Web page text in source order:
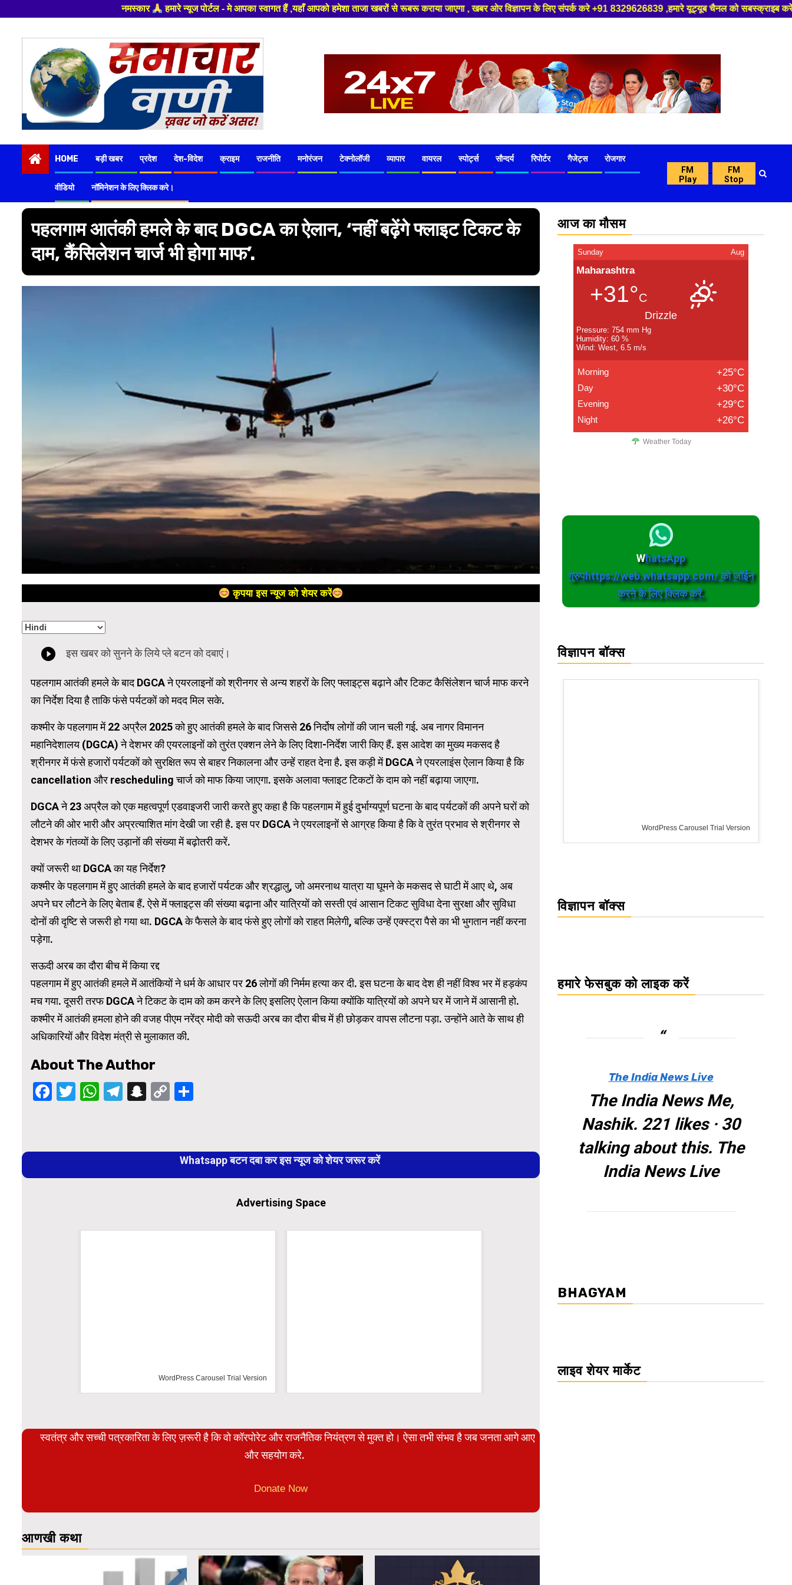
हमारे न्यूज पोर्टल - मे आपका स्वागत हैं ,यहाँ आपको हमेशा ताजा खबरों से रूबरू कराया जाएगा , खबर ओर विज्ञापन के लिए संपर्क करे +91 8329626839 ,हमारे यूट्यूब चैनल को सबस्क्राइब करें, साथ मे हमारे फेसबुक को
content
HOME बड़ी खबर प्रदेश देश-विदेश क्राइम राजनीति मनोरंजन टेक्नोलॉजी व्यापार वायरल स्पोर्ट्स सौन्दर्य रिपोर्टर गैजेट्स रोजगार
वीडियो नॉमिनेशन के लिए क्लिक करे।
FM
Play
-
FM
Stop
पहलगाम आतंकी हमले के बाद DGCA का ऐलान, ‘नहीं बढ़ेंगे फ्लाइट टिकट के
दाम, कैंसिलेशन चार्ज भी होगा माफ’.
कृपया इस न्यूज को शेयर करें
पहलगाम आतंकी हमले के बाद DGCA ने एयरलाइनों को श्रीनगर से अन्य शहरों के लिए फ्लाइट्स बढ़ाने और टिकट कैसिंलेशन चार्ज माफ करने
का निर्देश दिया है ताकि फंसे पर्यटकों को मदद मिल सके.
कश्मीर के पहलगाम में 22 अप्रैल 2025 को हुए आतंकी हमले के बाद जिससे 26 निर्दोष लोगों की जान चली गई. अब नागर विमानन
महानिदेशालय (DGCA) ने देशभर की एयरलाइनों को तुरंत एक्शन लेने के लिए दिशा-निर्देश जारी किए हैं. इस आदेश का मुख्य मकसद है
श्रीनगर में फंसे हजारों पर्यटकों को सुरक्षित रूप से बाहर निकालना और उन्हें राहत देना है. इस कड़ी में DGCA ने एयरलाइंस ऐलान किया है कि
cancellation और rescheduling चार्ज को माफ किया जाएगा. इसके अलावा फ्लाइट टिकटों के दाम को नहीं बढ़ाया जाएगा.
DGCA ने 23 अप्रैल को एक महत्वपूर्ण एडवाइजरी जारी करते हुए कहा है कि पहलगाम में हुई दुर्भाग्यपूर्ण घटना के बाद पर्यटकों की अपने घरों को
लौटने की ओर भारी और अप्रत्याशित मांग देखी जा रही है. इस पर DGCA ने एयरलाइनों से आग्रह किया है कि वे तुरंत प्रभाव से श्रीनगर से
देशभर के गंतव्यों के लिए उड़ानों की संख्या में बढ़ोतरी करें.
क्यों जरूरी था DGCA का यह निर्देश?
कश्मीर के पहलगाम में हुए आतंकी हमले के बाद हजारों पर्यटक और श्रद्धालु, जो अमरनाथ यात्रा या घूमने के मकसद से घाटी में आए थे, अब
अपने घर लौटने के लिए बेताब हैं. ऐसे में फ्लाइट्स की संख्या बढ़ाना और यात्रियों को सस्ती एवं आसान टिकट सुविधा देना सुरक्षा और सुविधा
दोनों की दृष्टि से जरूरी हो गया था. DGCA के फैसले के बाद फंसे हुए लोगों को राहत मिलेगी, बल्कि उन्हें एक्स्ट्रा पैसे का भी भुगतान नहीं करना
पड़ेगा.
सऊदी अरब का दौरा बीच में किया रद्द
पहलगाम में हुए आतंकी हमले में आतंकियों ने धर्म के आधार पर 26 लोगों की निर्मम हत्या कर दी. इस घटना के बाद देश ही नहीं विश्व भर में हड़कंप
मच गया. दूसरी तरफ DGCA ने टिकट के दाम को कम करने के लिए इसलिए ऐलान किया क्योंकि यात्रियों को अपने घर में जाने में आसानी हो.
कश्मीर में आतंकी हमला होने की वजह पीएम नरेंद्र मोदी को सऊदी अरब का दौरा बीच में ही छोड़कर वापस लौटना पड़ा. उन्होंने आते के साथ ही
अधिकारियों और विदेश मंत्री से मुलाकात की.
About The Author
Facebook
Twitter
WhatsApp
Telegram
Snapchat
Copy
Reading
Whatsapp बटन दबा कर इस न्यूज को शेयर जरूर करें
Advertising Space
WordPress Carousel Trial Version WordPress Carousel Trial Version
स्वतंत्र और सच्ची पत्रकारिता के लिए ज़रूरी है कि वो कॉरपोरेट और राजनैतिक नियंत्रण से मुक्त हो। ऐसा तभी संभव है जब जनता आगे आए
और सहयोग करे.
Donate Now
आणखी कथा
आज का मौसम
Sunday Aug
Maharashtra
+31°C
Drizzle
Pressure: 754 mm Hg
Humidity: 60 %
Wind: West, 6.5 m/s
Morning +25°C
Day +30°C
Evening +29°C
Night +26°C
Weather Today
WhatsApp
ग्रुपhttps://web.whatsapp.com/ को जॉईन
करने के लिए क्लिक करें.
विज्ञापन बॉक्स
WordPress Carousel Trial Version WordPress Carousel Trial Version
विज्ञापन बॉक्स
हमारे फेसबुक को लाइक करें
The India News Live
The India News Me,
Nashik. 221 likes · 30
talking about this. The
India News Live
BHAGYAM
लाइव शेयर मार्केट